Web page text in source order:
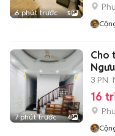
6 phút trước 5
7 phút trước 4
Cho
3 PN
16